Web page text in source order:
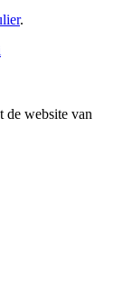
.
de website van